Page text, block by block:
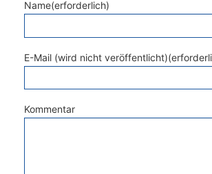
Name(erforderlich)
E-Mail (wird nicht
Kommentar